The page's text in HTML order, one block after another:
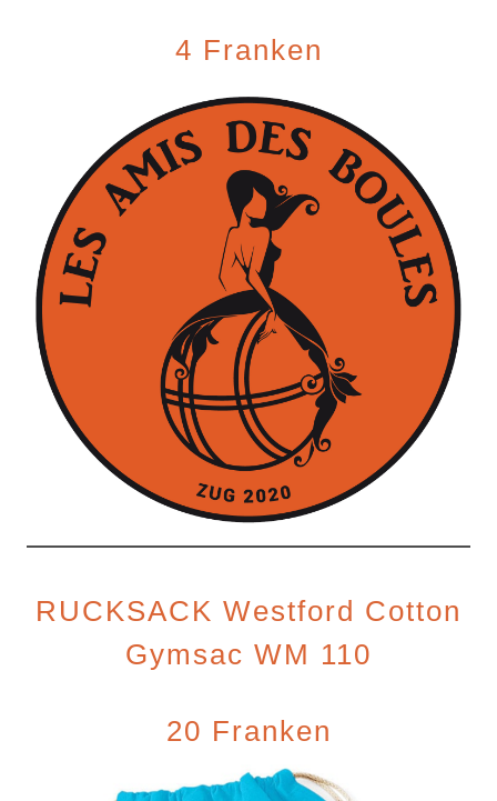
4 Franken
RUCKSACK Westford Cotton
Gymsac WM 110
20 Franken